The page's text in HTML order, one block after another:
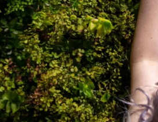
Софт
Сцена
Софт
Сцена